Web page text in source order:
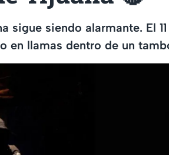
sigue siendo alarmante. El
en llamas dentro de un